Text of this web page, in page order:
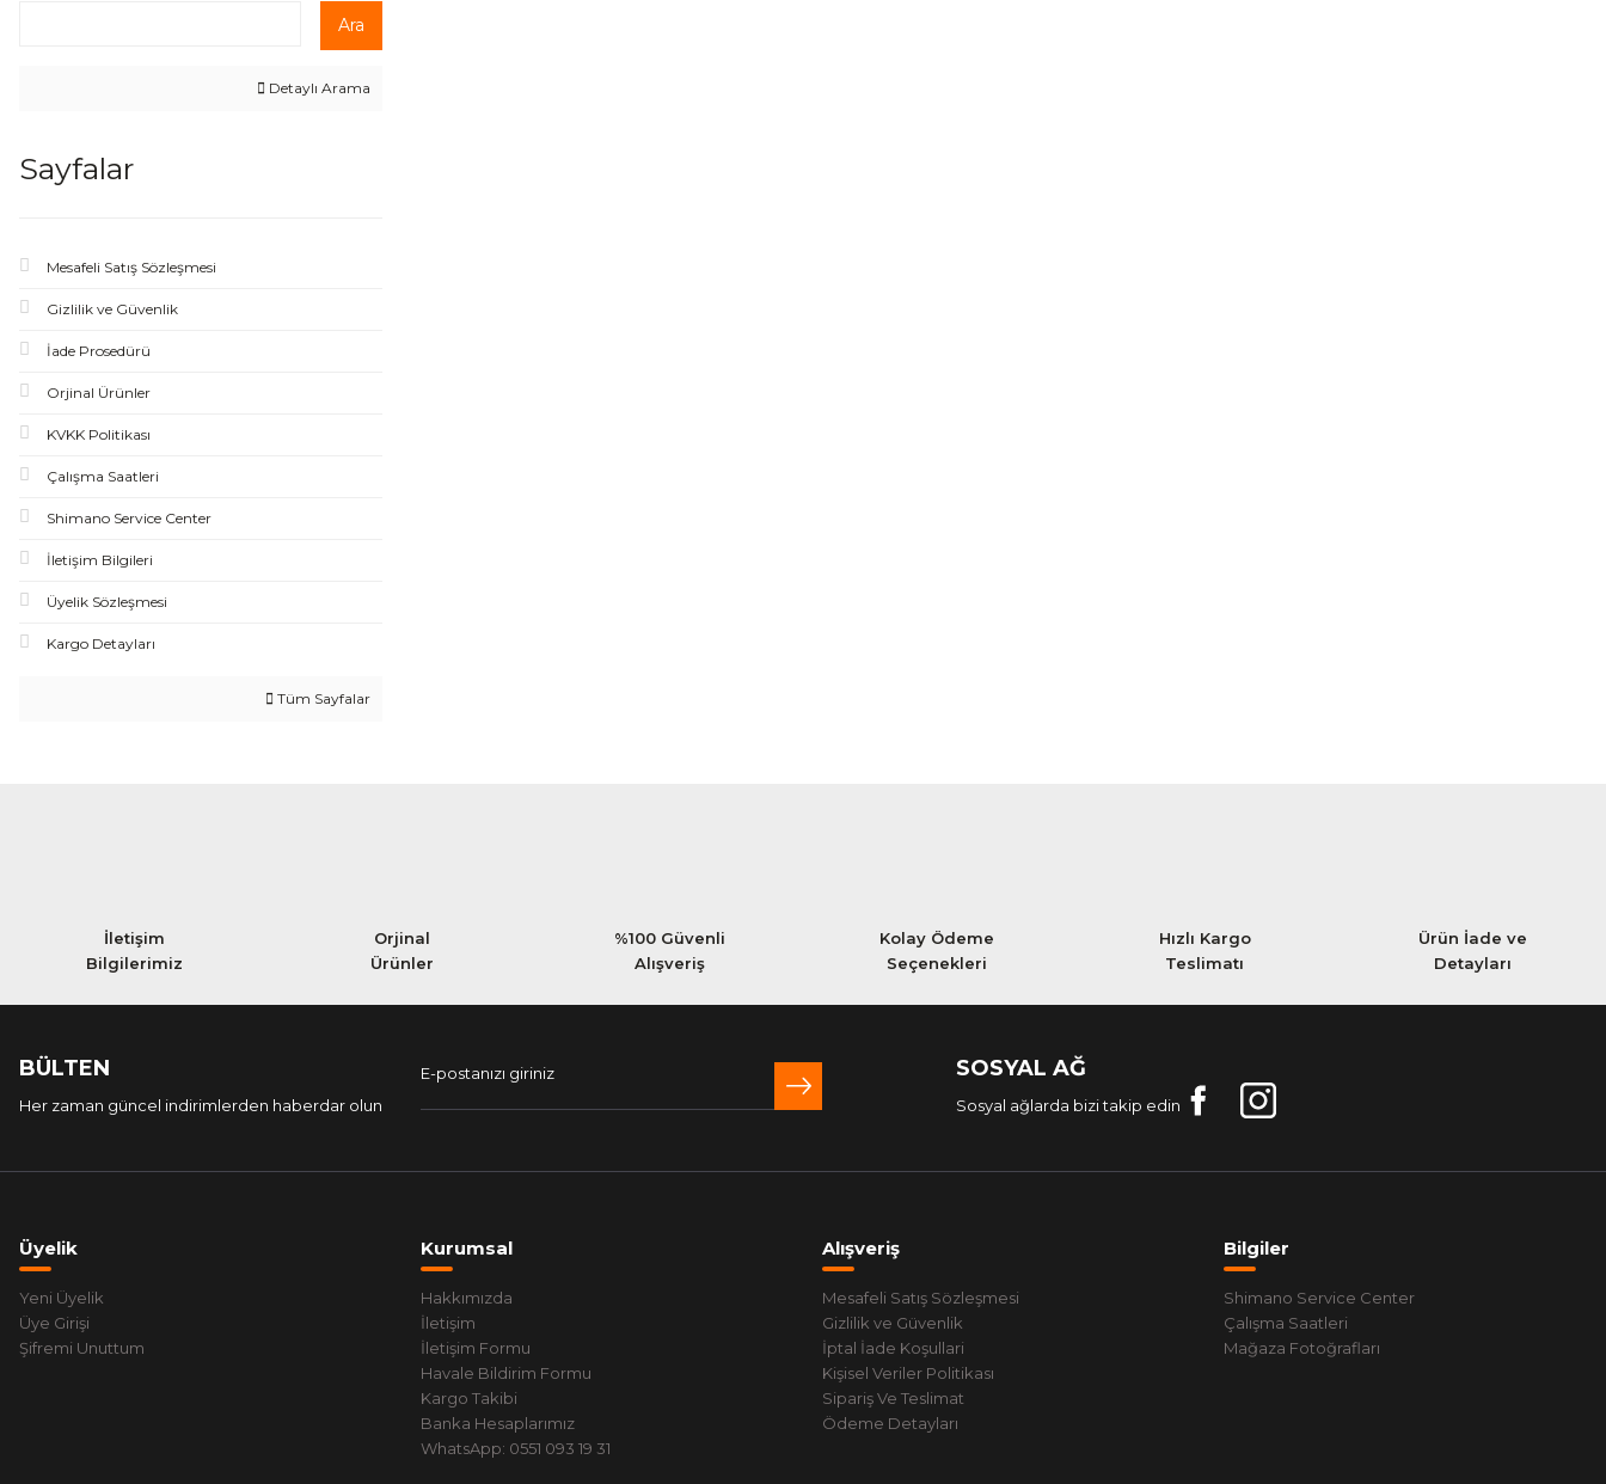
Ara
Detaylı Arama
Sayfalar
Mesafeli Satış Sözleşmesi
Gizlilik ve Güvenlik
İade Prosedürü
Orjinal Ürünler
KVKK Politikası
Çalışma Saatleri
Shimano Service Center
İletişim Bilgileri
Üyelik Sözleşmesi
Kargo Detayları
Tüm Sayfalar
İletişim
Bilgilerimiz
Orjinal
Ürünler
%100 Güvenli
Alışveriş
Kolay Ödeme
Seçenekleri
Hızlı Kargo
Teslimatı
Ürün İade ve
Detayları
BÜLTEN
Her zaman güncel indirimlerden haberdar olun
SOSYAL AĞ
Sosyal ağlarda bizi takip edin
Üyelik
Yeni Üyelik
Üye Girişi
Şifremi Unuttum
Kurumsal
Hakkımızda
İletişim
İletişim Formu
Havale Bildirim Formu
Kargo Takibi
Banka Hesaplarımız
WhatsApp: 0551 093 19 31
Alışveriş
Mesafeli Satış Sözleşmesi
Gizlilik ve Güvenlik
İptal İade Koşullari
Kişisel Veriler Politikası
Sipariş Ve Teslimat
Ödeme Detayları
Bilgiler
Shimano Service Center
Çalışma Saatleri
Mağaza Fotoğrafları